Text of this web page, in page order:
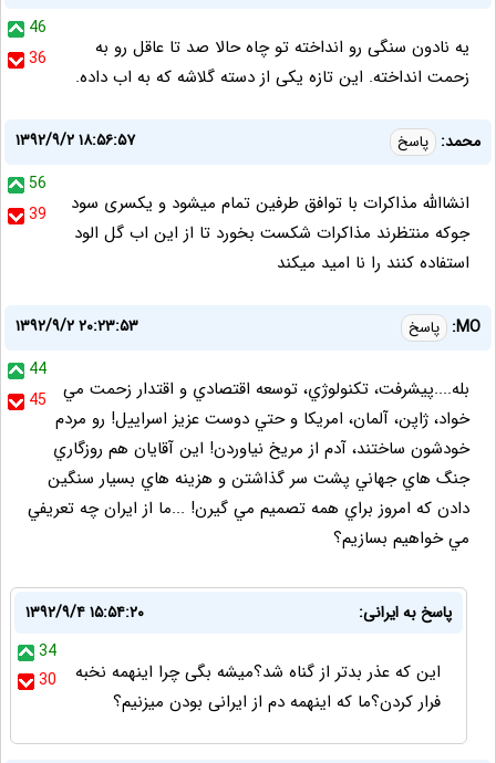
46
36
یه نادون سنگی رو انداخته تو چاه حالا صد تا عاقل رو به
زحمت انداخته. این تازه یکی از دسته گلاشه که به اب داده.
محمد: پاسخ
۱۳۹۲/۹/۲ ۱۸:۵۶:۵۷
56
39
انشاالله مذاکرات با توافق طرفین تمام میشود و یکسری سود
جوکه منتظرند مذاکرات شکست بخورد تا از این اب گل الود
استفاده کنند را نا امید میکند
MO: پاسخ
۱۳۹۲/۹/۲ ۲۰:۲۳:۵۳
44
45
بله....پيشرفت، تكنولوژي، توسعه اقتصادي و اقتدار زحمت مي
خواد، ژاپن، آلمان، امريكا و حتي دوست عزيز اسراييل! رو مردم
خودشون ساختند، آدم از مريخ نياوردن! اين آقايان هم روزگاري
جنگ هاي جهاني پشت سر گذاشتن و هزينه هاي بسيار سنگين
دادن كه امروز براي همه تصميم مي گيرن! ...ما از ايران چه تعريفي
مي خواهيم بسازيم؟
پاسخ به ایرانی:
۱۳۹۲/۹/۴ ۱۵:۵۴:۲۰
34
30
این که عذر بدتر از گناه شد؟میشه بگی چرا اینهمه نخبه
فرار کردن؟ما که اینهمه دم از ایرانی بودن میزنیم؟